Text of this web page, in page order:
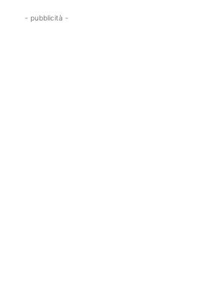
- pubblicità -